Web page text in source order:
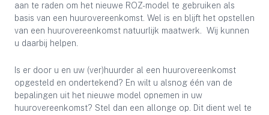
aan te raden om het nieuwe ROZ-model te gebruiken als
basis van een huurovereenkomst. Wel is en blijft het opstellen
van een huurovereenkomst natuurlijk maatwerk. Wij kunnen
u daarbij helpen.
Is er door u en uw (ver)huurder al een huurovereenkomst
opgesteld en ondertekend? En wilt u alsnog één van de
bepalingen uit het nieuwe model opnemen in uw
huurovereenkomst? Stel dan een allonge op. Dit dient wel te